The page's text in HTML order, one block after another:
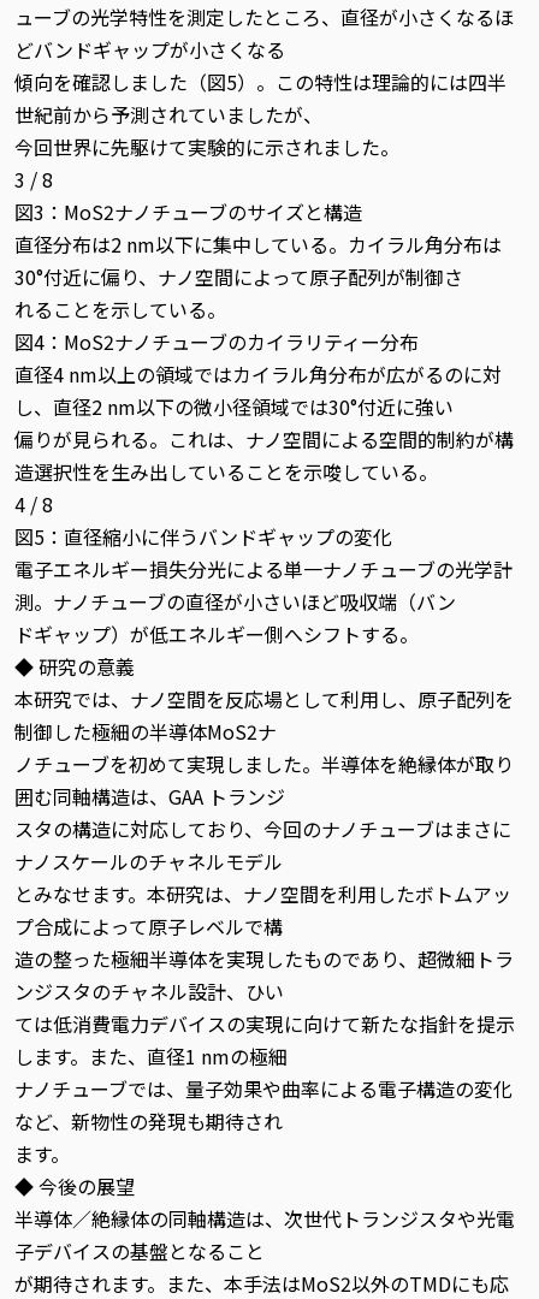
ューブの光学特性を測定したところ、直径が小さくなるほ
どバンドギャップが小さくなる
傾向を確認しました（図5）。この特性は理論的には四半
世紀前から予測されていましたが、
今回世界に先駆けて実験的に示されました。
3 / 8
図3：MoS2ナノチューブのサイズと構造
直径分布は2 nm以下に集中している。カイラル角分布は
30°付近に偏り、ナノ空間によって原子配列が制御さ
れることを示している。
図4：MoS2ナノチューブのカイラリティー分布
直径4 nm以上の領域ではカイラル角分布が広がるのに対
し、直径2 nm以下の微小径領域では30°付近に強い
偏りが見られる。これは、ナノ空間による空間的制約が構
造選択性を生み出していることを示唆している。
4 / 8
図5：直径縮小に伴うバンドギャップの変化
電子エネルギー損失分光による単一ナノチューブの光学計
測。ナノチューブの直径が小さいほど吸収端（バン
ドギャップ）が低エネルギー側へシフトする。
◆ 研究の意義
本研究では、ナノ空間を反応場として利用し、原子配列を
制御した極細の半導体MoS2ナ
ノチューブを初めて実現しました。半導体を絶縁体が取り
囲む同軸構造は、GAA トランジ
スタの構造に対応しており、今回のナノチューブはまさに
ナノスケールのチャネルモデル
とみなせます。本研究は、ナノ空間を利用したボトムアッ
プ合成によって原子レベルで構
造の整った極細半導体を実現したものであり、超微細トラ
ンジスタのチャネル設計、ひい
ては低消費電力デバイスの実現に向けて新たな指針を提示
します。また、直径1 nmの極細
ナノチューブでは、量子効果や曲率による電子構造の変化
など、新物性の発現も期待され
ます。
◆ 今後の展望
半導体／絶縁体の同軸構造は、次世代トランジスタや光電
子デバイスの基盤となること
が期待されます。また、本手法はMoS2以外のTMDにも応